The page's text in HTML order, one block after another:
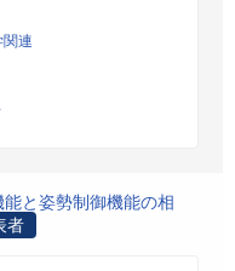
連
と姿勢制御機能の相
者